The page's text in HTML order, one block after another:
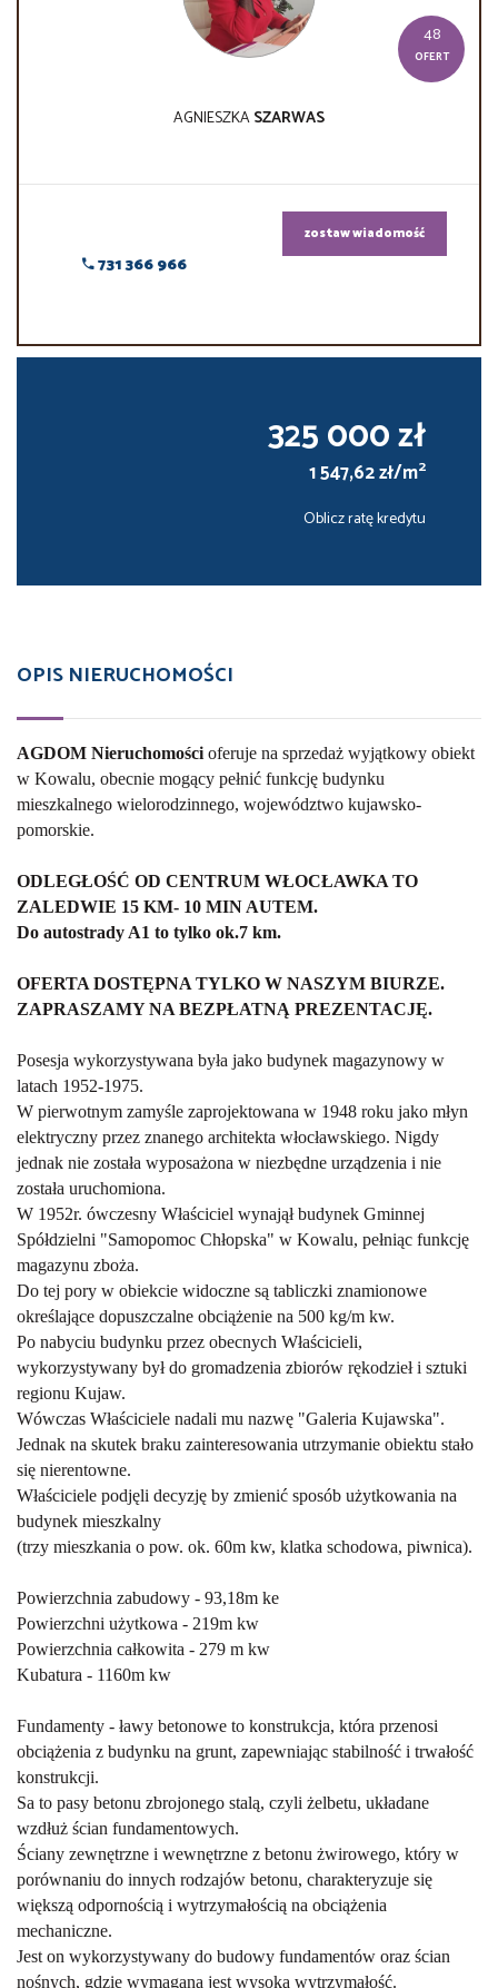
48
OFERT
AGNIESZKASZARWAS
731 366 966
zostaw wiadomość
325 000 zł
1 547,62 zł/m2
Oblicz ratę kredytu
OPIS NIERUCHOMOŚCI
AGDOM Nieruchomości oferuje na sprzedaż wyjątkowy obiekt
w Kowalu, obecnie mogący pełnić funkcję budynku
mieszkalnego wielorodzinnego, województwo kujawsko-
pomorskie.
ODLEGŁOŚĆ OD CENTRUM WŁOCŁAWKA TO
ZALEDWIE 15 KM- 10 MIN AUTEM.
Do autostrady A1 to tylko ok.7 km.
OFERTA DOSTĘPNA TYLKO W NASZYM BIURZE.
ZAPRASZAMY NA BEZPŁATNĄ PREZENTACJĘ.
Posesja wykorzystywana była jako budynek magazynowy w
latach 1952-1975.
W pierwotnym zamyśle zaprojektowana w 1948 roku jako młyn
elektryczny przez znanego architekta włocławskiego. Nigdy
jednak nie została wyposażona w niezbędne urządzenia i nie
została uruchomiona.
W 1952r. ówczesny Właściciel wynajął budynek Gminnej
Spółdzielni "Samopomoc Chłopska" w Kowalu, pełniąc funkcję
magazynu zboża.
Do tej pory w obiekcie widoczne są tabliczki znamionowe
określające dopuszczalne obciążenie na 500 kg/m kw.
Po nabyciu budynku przez obecnych Właścicieli,
wykorzystywany był do gromadzenia zbiorów rękodzieł i sztuki
regionu Kujaw.
Wówczas Właściciele nadali mu nazwę "Galeria Kujawska".
Jednak na skutek braku zainteresowania utrzymanie obiektu stało
się nierentowne.
Właściciele podjęli decyzję by zmienić sposób użytkowania na
budynek mieszkalny
(trzy mieszkania o pow. ok. 60m kw, klatka schodowa, piwnica).
Powierzchnia zabudowy - 93,18m ke
Powierzchni użytkowa - 219m kw
Powierzchnia całkowita - 279 m kw
Kubatura - 1160m kw
Fundamenty - ławy betonowe to konstrukcja, która przenosi
obciążenia z budynku na grunt, zapewniając stabilność i trwałość
konstrukcji.
Sa to pasy betonu zbrojonego stalą, czyli żelbetu, układane
wzdłuż ścian fundamentowych.
Ściany zewnętrzne i wewnętrzne z betonu żwirowego, który w
porównaniu do innych rodzajów betonu, charakteryzuje się
większą odpornością i wytrzymałością na obciążenia
mechaniczne.
Jest on wykorzystywany do budowy fundamentów oraz ścian
nośnych, gdzie wymagana jest wysoka wytrzymałość.